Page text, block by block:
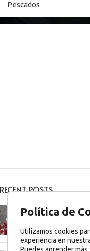
Pescados
RECENT POSTS
Feliz
Política de
Utilizamos cookies
experiencia en
Puedes aprender